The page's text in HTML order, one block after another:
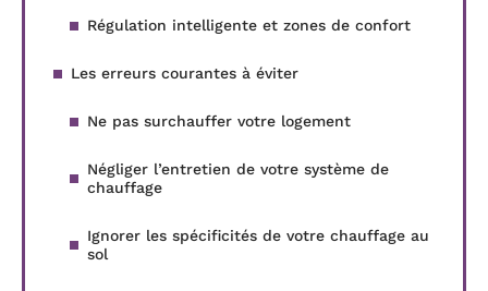
Régulation intelligente et zones de confort
Les erreurs courantes à éviter
Ne pas surchauffer votre logement
Négliger l’entretien de votre système de
chauffage
Ignorer les spécificités de votre chauffage au
sol